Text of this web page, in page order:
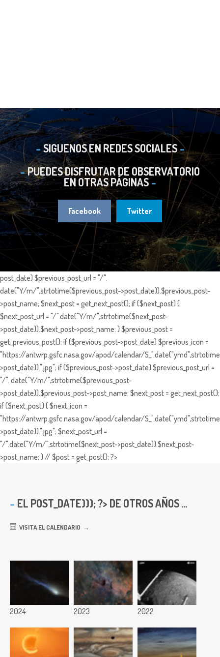
SIGUENOS EN REDES SOCIALES
PUEDES DISFRUTAR DE OBSERVATORIO
EN OTRAS PÁGINAS
Facebook Twitter
post_date) $previous_post_url = "/".
date("Y/m/",strtotime($previous_post->post_date)).$previous_post-
>post_name; $next_post = get_next_post(); if ($next_post) {
$next_post_url = "/".date("Y/m/",strtotime($next_post-
>post_date)).$next_post->post_name; } $previous_post =
get_previous_post(); if ($previous_post->post_date) $previous_icon =
"https://antwrp.gsfc.nasa.gov/apod/calendar/
>post_date)).".jpg"; if ($previous_post->post_date) $previous_post_url =
"/". date("Y/m/",strtotime($previous_post-
>post_date)).$previous_post->post_name; $next_post = get_next_post();
if ($next_post) { $next_icon =
"https://antwrp.gsfc.nasa.gov/apod/calendar/
>post_date)).".jpg"; $next_post_url =
"/".date("Y/m/",strtotime($next_post->post_date)).$next_post-
>post_name; } // $post = get_post(); ?>
EL POST_DATE))); ?> DE OTROS AÑOS ...
VISITA EL CALENDARIO
2024 2023 2022